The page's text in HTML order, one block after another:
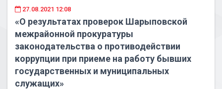
27.08.2021 12:08
«О результатах проверок Шарыповской
межрайонной прокуратуры
законодательства о противодействии
коррупции при приеме на работу бывших
государственных и муниципальных
служащих»